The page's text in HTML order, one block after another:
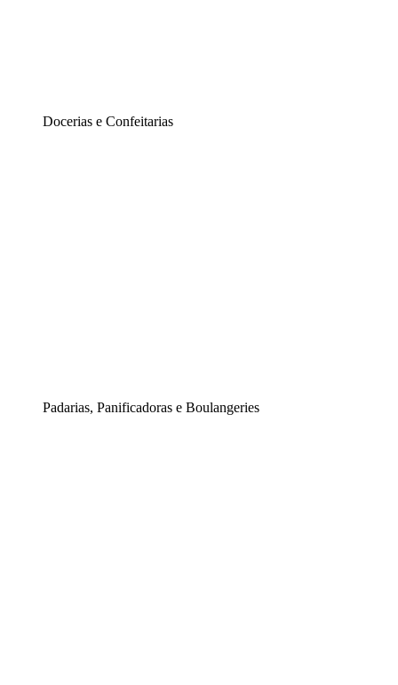
Docerias e Confeitarias
Padarias, Panificadoras e Boulangeries